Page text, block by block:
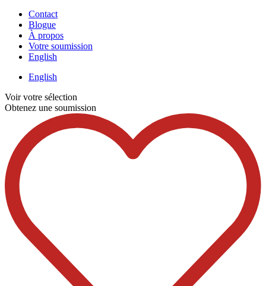
Contact
Blogue
À propos
Votre soumission
English
English
Voir votre sélection
Obtenez une soumission